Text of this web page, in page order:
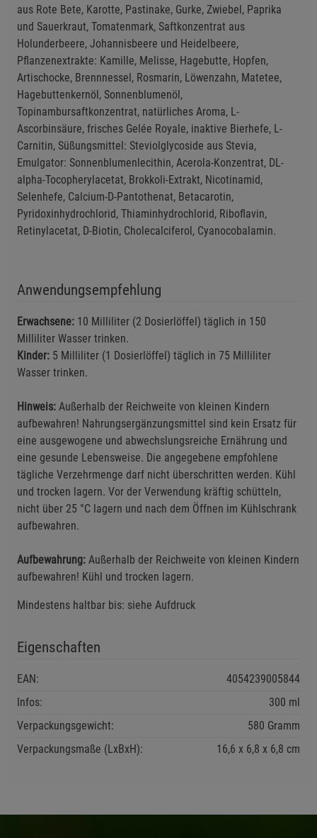
aus Rote Bete, Karotte, Pastinake, Gurke, Zwiebel, Paprika
und Sauerkraut, Tomatenmark, Saftkonzentrat aus
Holunderbeere, Johannisbeere und Heidelbeere,
Pflanzenextrakte: Kamille, Melisse, Hagebutte, Hopfen,
Artischocke, Brennnessel, Rosmarin, Löwenzahn, Matetee,
Hagebuttenkernöl, Sonnenblumenöl,
Topinambursaftkonzentrat, natürliches Aroma, L-
Ascorbinsäure, frisches Gelée Royale, inaktive Bierhefe, L-
Carnitin, Süßungsmittel: Steviolglycoside aus Stevia,
Emulgator: Sonnenblumenlecithin, Acerola-Konzentrat, DL-
alpha-Tocopherylacetat, Brokkoli-Extrakt, Nicotinamid,
Selenhefe, Calcium-D-Pantothenat, Betacarotin,
Pyridoxinhydrochlorid, Thiaminhydrochlorid, Riboflavin,
Retinyl­acetat, D-Biotin, Cholecalciferol, Cyanocobalamin.
Anwendungsempfehlung
Erwachsene: 10 Milliliter (2 Dosierlöffel) täglich in 150
Milliliter Wasser trinken.
Kinder: 5 Milliliter (1 Dosierlöffel) täglich in 75 Milliliter
Wasser trinken.
Hinweis: Außerhalb der Reichweite von kleinen Kindern
aufbewahren! Nahrungsergänzungsmittel sind kein Ersatz für
eine ausgewogene und abwechslungsreiche Ernährung und
eine gesunde Lebensweise. Die angegebene empfohlene
tägliche Verzehrmenge darf nicht überschritten werden. Kühl
und trocken lagern. Vor der Verwendung kräftig schütteln,
nicht über 25 °C lagern und nach dem Öffnen im Kühlschrank
aufbewahren.
Aufbewahrung: Außerhalb der Reichweite von kleinen Kindern
aufbewahren! Kühl und trocken lagern.
Mindestens haltbar bis: siehe Aufdruck
Eigenschaften
EAN:
4054239005844
Infos:
300 ml
Verpackungsgewicht:
580 Gramm
Verpackungsmaße (LxBxH):
16,6 6,8 6,8 cm